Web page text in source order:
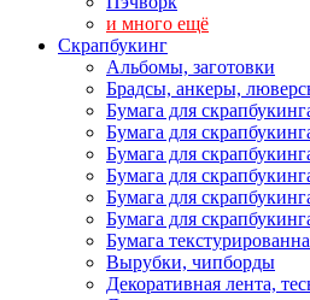
и много ещё
Скрапбукинг
Альбомы, заготовки
Брадсы, анкеры,
Бумага для
Бумага для
Бумага для
Бумага для
Бумага для
Бумага для
Бумага
Вырубки, чипборды
Декоративная лента,